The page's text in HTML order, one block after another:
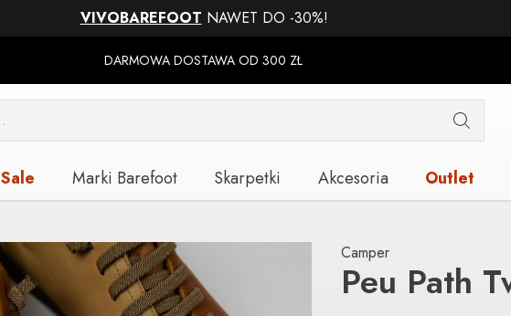
VIVOBAREFOOT NAWET DO -30%!
DARMOWA DOSTAWA OD 300 ZŁ
Sale Marki Barefoot Skarpetki Akcesoria Outlet
Camper
Peu Path